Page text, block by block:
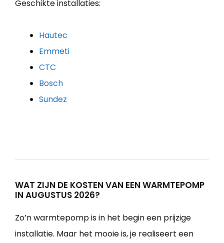
Geschikte installaties:
Hautec
Emmeti
CTC
Bosch
Sundez
WAT ZIJN DE KOSTEN VAN EEN WARMTEPOMP
IN AUGUSTUS 2026?
Zo’n warmtepomp is in het begin een prijzige
installatie. Maar het mooie is, je realiseert een